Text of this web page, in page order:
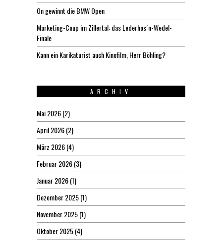
On gewinnt die BMW Open
Marketing-Coup im Zillertal: das Lederhos´n-Wedel-
Finale
Kann ein Karikaturist auch Kinofilm, Herr Böhling?
ARCHIV
Mai 2026(2)
April 2026(2)
März 2026(4)
Februar 2026(3)
Januar 2026(1)
Dezember 2025(1)
November 2025(1)
Oktober 2025(4)